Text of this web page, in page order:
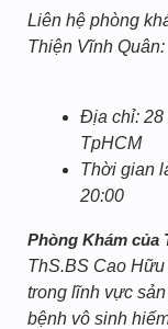
Liên hệ phòng
Thiện Vĩnh Quân:
Địa chỉ: 28
TpHCM
Thời gian
20:00
Phòng Khám của
ThS.BS Cao
trong lĩnh vực
bệnh vô sinh